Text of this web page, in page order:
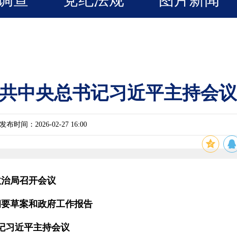
中央总书记习近平主持会议
发布时间：2026-02-27 16:00
局召开会议
草案和政府工作报告
习近平主持会议